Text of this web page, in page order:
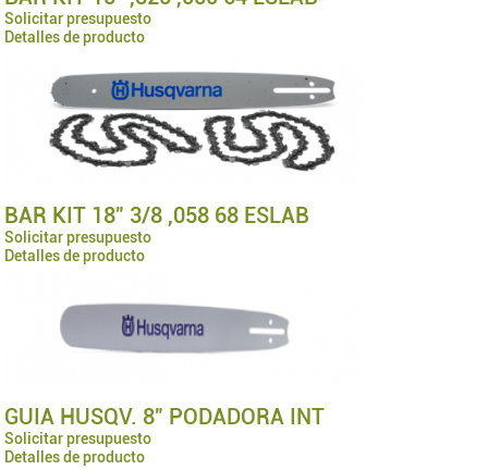
Solicitar presupuesto
Detalles de producto
BAR KIT 18" 3/8 ,058 68 ESLAB
Solicitar presupuesto
Detalles de producto
GUIA HUSQV. 8" PODADORA INT
Solicitar presupuesto
Detalles de producto